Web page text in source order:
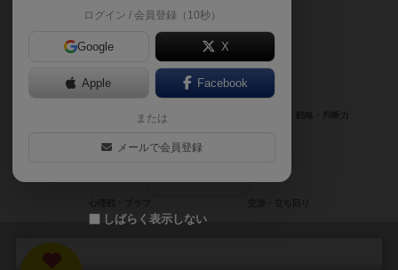
ログイン / 会員登録（10秒）
Google X
Apple Facebook
または
メールで会員登録
しばらく表示しない